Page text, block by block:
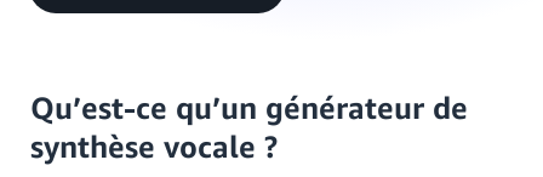
Qu’est-ce qu’un générateur de
synthèse vocale ?